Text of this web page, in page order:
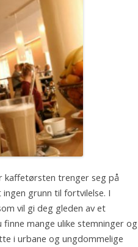
kaffetørsten trenger seg på
grunn til fortvilelse. I
vil gi deg gleden av et
mange ulike stemninger og
i urbane og ungdommelige